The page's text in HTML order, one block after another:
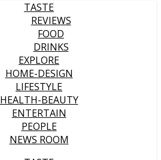
TASTE
REVIEWS
FOOD
DRINKS
EXPLORE
HOME-DESIGN
LIFESTYLE
HEALTH-BEAUTY
ENTERTAIN
PEOPLE
NEWS ROOM